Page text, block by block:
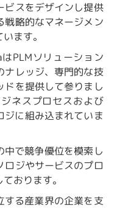
ビスをデザインし提供
戦略的なマネージメン
ます。
PLMソリューション
ナレッジ、専門的な技
を提供して参りまし
ネスプロセスおよび
ジに組み込まれていま
で競争優位を模索し
ロジやサービスのプロ
おります。
る産業界の企業を支